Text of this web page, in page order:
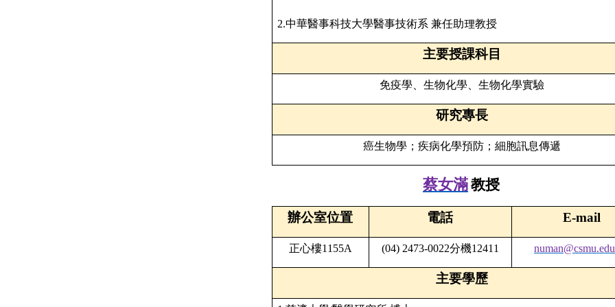
2.中華醫事科技大學醫事技術系 兼任助理教授
主要授課科目
免疫學、生物化學、生物化學實驗
研究專長
癌生物學；疾病化學預防；細胞訊息傳遞
蔡女滿教授
辦公室位置 電話 E-mail
正心樓1155A (04) 2473-0022分機12411
主要學歷